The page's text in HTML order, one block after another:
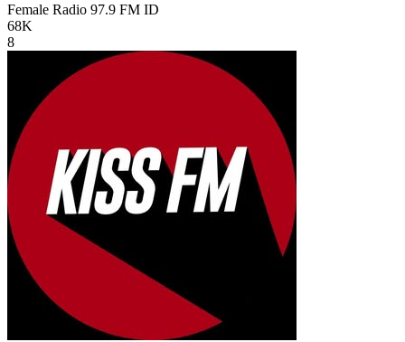
Female Radio 97.9 FM ID
68K
8